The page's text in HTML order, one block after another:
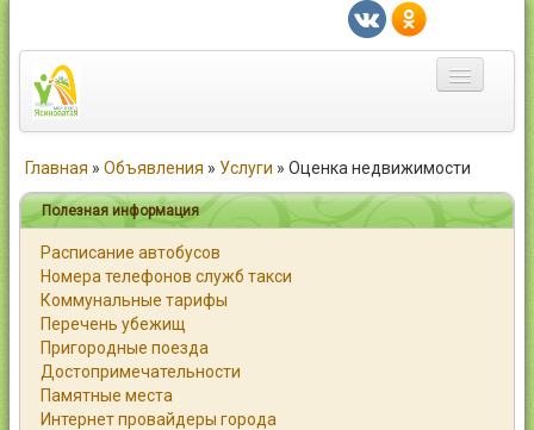
Город
Статьи
Каталог
Справочник
Работа
Главная » Объявления » Услуги » Оценка недвижимости
Полезная информация
Расписание автобусов
Номера телефонов служб такси
Коммунальные тарифы
Перечень убежищ
Пригородные поезда
Достопримечательности
Памятные места
Интернет провайдеры города